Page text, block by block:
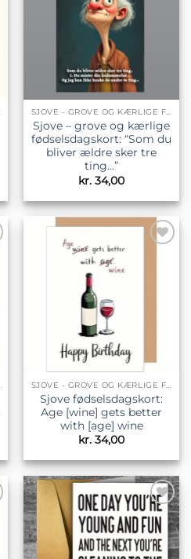
SJOVE - GROVE OG KÆRLIGE FØDSELSDAGSKORT
Sjove – grove og kærlige
fødselsdagskort: “Som du
bliver ældre sker tre
ting…”
kr. 34,00
SJOVE - GROVE OG KÆRLIGE FØDSELSDAGSKORT
Sjove fødselsdagskort:
Age [wine] gets better
with [age] wine
kr. 34,00
Tilføj til
ønskeliste